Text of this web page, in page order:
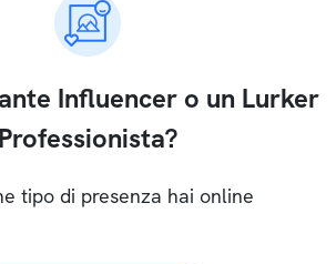
Influencer o un Lurker
Professionista?
tipo di presenza hai online